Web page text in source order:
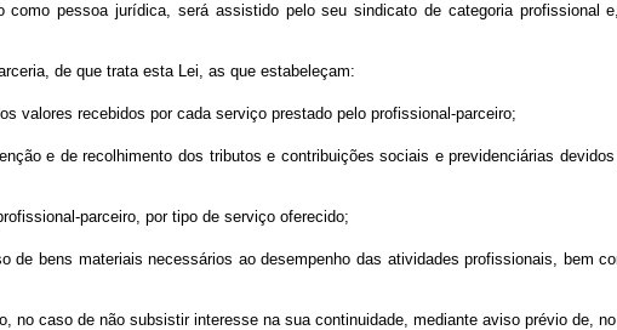
como pessoa jurídica, será assistido pelo seu sindicato de categoria profissional
de que trata esta Lei, as que estabeleçam:
valores recebidos por cada serviço prestado pelo profissional-parceiro;
e de recolhimento dos tributos e contribuições sociais e previdenciárias
parceiro, por tipo de serviço oferecido;
de bens materiais necessários ao desempenho das atividades profissionais, bem
no caso de não subsistir interesse na sua continuidade, mediante aviso prévio de,